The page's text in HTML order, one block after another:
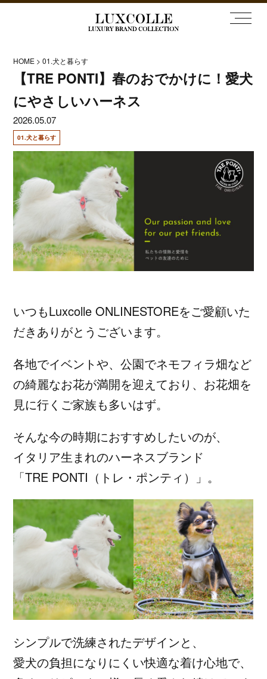
HOME 01.犬と暮らす
【TRE PONTI】春のおでかけに！愛犬
にやさしいハーネス
2026.05.07
01.犬と暮らす
いつもLuxcolle ONLINESTOREをご愛顧いた
だきありがとうございます。
各地でイベントや、公園でネモフィラ畑など
の綺麗なお花が満開を迎えており、お花畑を
見に行くご家族も多いはず。
そんな今の時期におすすめしたいのが、
イタリア生まれのハーネスブランド
「TRE PONTI（トレ・ポンティ）」。
シンプルで洗練されたデザインと、
愛犬の負担になりにくい快適な着け心地で、